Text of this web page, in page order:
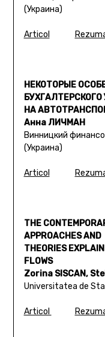
(Украина)
Articol
НЕКОТОРЫЕ
БУХГАЛТЕРСКОГО
НА
Анна ЛИЧМАН
Винницкий
(Украина)
Articol
THE
APPROACHES AND
THEORIES
FLOWS
Zorina SISCAN,
Universitatea de
Articol